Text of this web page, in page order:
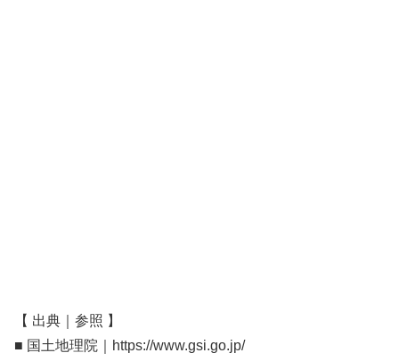
【 出典｜参照 】
■ 国土地理院｜https://www.gsi.go.jp/